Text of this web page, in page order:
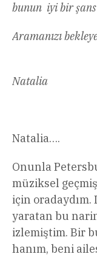
bunun iyi bir
Aramanızı
Natalia….
Onunla
müziksel
için
yaratan bu
izlemiştim. Bir
hanım, beni